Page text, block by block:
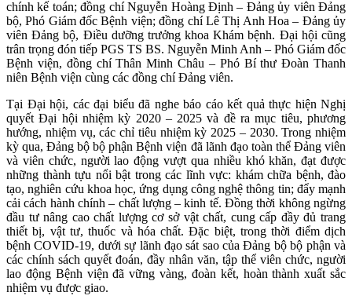
chính kế toán; đồng chí Nguyễn Hoàng Định – Đảng ủy viên Đảng
bộ, Phó Giám đốc Bệnh viện; đồng chí Lê Thị Anh Hoa – Đảng ủy
viên Đảng bộ, Điều dưỡng trưởng khoa Khám bệnh. Đại hội cũng
trân trọng đón tiếp PGS TS BS. Nguyễn Minh Anh – Phó Giám đốc
Bệnh viện, đồng chí Thân Minh Châu – Phó Bí thư Đoàn Thanh
niên Bệnh viện cùng các đồng chí Đảng viên.
Tại Đại hội, các đại biểu đã nghe báo cáo kết quả thực hiện Nghị
quyết Đại hội nhiệm kỳ 2020 – 2025 và đề ra mục tiêu, phương
hướng, nhiệm vụ, các chỉ tiêu nhiệm kỳ 2025 – 2030. Trong nhiệm
kỳ qua, Đảng bộ bộ phận Bệnh viện đã lãnh đạo toàn thể Đảng viên
và viên chức, người lao động vượt qua nhiều khó khăn, đạt được
những thành tựu nổi bật trong các lĩnh vực: khám chữa bệnh, đào
tạo, nghiên cứu khoa học, ứng dụng công nghệ thông tin; đẩy mạnh
cải cách hành chính – chất lượng – kinh tế. Đồng thời không ngừng
đầu tư nâng cao chất lượng cơ sở vật chất, cung cấp đầy đủ trang
thiết bị, vật tư, thuốc và hóa chất. Đặc biệt, trong thời điểm dịch
bệnh COVID-19, dưới sự lãnh đạo sát sao của Đảng bộ bộ phận và
các chính sách quyết đoán, đầy nhân văn, tập thể viên chức, người
lao động Bệnh viện đã vững vàng, đoàn kết, hoàn thành xuất sắc
nhiệm vụ được giao.